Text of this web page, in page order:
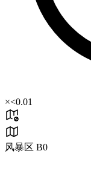
×<0.01
风暴区 B0